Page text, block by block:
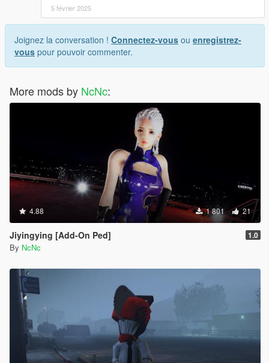
5 février 2025
Joignez la conversation ! Connectez-vous ou enregistrez-
vous pour pouvoir commenter.
More mods by NcNc:
4.88 1 801 21
Jiyingying [Add-On Ped] 1.0
By NcNc